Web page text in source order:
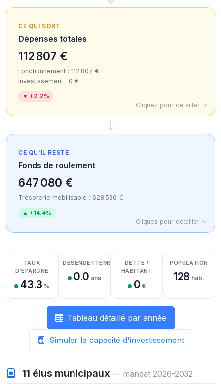
CE QUI SORT
Dépenses totales
112 807 €
Fonctionnement : 112 807 €
Investissement : 0 €
▼ +2.2%
Cliquez pour détailler
CE QU'IL RESTE
Fonds de roulement
647 080 €
Trésorerie mobilisable : 628 536 €
▲ +14.4%
Cliquez pour détailler
Détail des recettes
Détail des dépenses
Détail de la trésorerie
TAUX
D'ÉPARGNE
43.3 %
DÉSENDETTEMENT
0.0 ans
DETTE /
HABITANT
0 €
POPULATION
128 hab.
Tableau détaillé par année
Simuler la capacité d'investissement
11 élus municipaux — mandat 2026-2032